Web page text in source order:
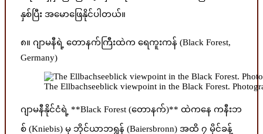
နှစ်ပြီး အမောဖြေနိုင်ပါတယ်။
၈။ ဂျာမနီရဲ့ တောနက်ကြီးထဲက ရေကူးကန် (Black Forest,
Germany)
The Ellbachseeblick viewpoint in the Black Forest.
ဂျာမနီနိုင်ငံရဲ့ **Black Forest (တောနက်)** ထဲကနေ ကနီးဘ
စ် (Kniebis) မှ ဘိုင်ယာဘရွန် (Baiersbronn) အထိ ၇ မိုင်ခန့်